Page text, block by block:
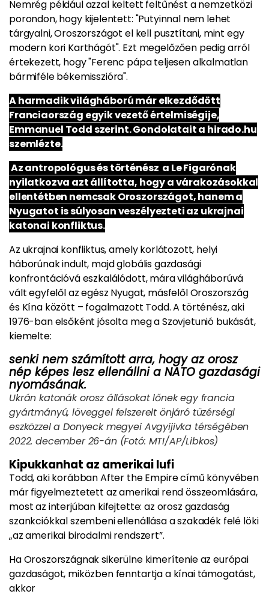
Nemrég például azzal keltett feltűnést a nemzetközi
porondon, hogy kijelentett: "Putyinnal nem lehet
tárgyalni, Oroszországot el kell pusztítani, mint egy
modern kori Karthágót". Ezt megelőzően pedig arról
értekezett, hogy "Ferenc pápa teljesen alkalmatlan
bármiféle békemisszióra".
A harmadik világháború már elkezdődött
Franciaország egyik vezető értelmiségije,
Emmanuel Todd szerint. Gondolatait a hirado.hu
szemlézte.
Az antropológus és történész a Le Figarónak
nyilatkozva azt állította, hogy a várakozásokkal
ellentétben nemcsak Oroszországot, hanem a
Nyugatot is súlyosan veszélyezteti az ukrajnai
katonai konfliktus.
Az ukrajnai konfliktus, amely korlátozott, helyi
háborúnak indult, majd globális gazdasági
konfrontációvá eszkalálódott, mára világháborúvá
vált egyfelől az egész Nyugat, másfelől Oroszország
és Kína között – fogalmazott Todd. A történész, aki
1976-ban elsőként jósolta meg a Szovjetunió bukását,
kiemelte:
senki nem számított arra, hogy az orosz
nép képes lesz ellenállni a NATO gazdasági
nyomásának.
Ukrán katonák orosz állásokat lőnek egy francia
gyártmányú, löveggel felszerelt önjáró tüzérségi
eszközzel a Donyeck megyei Avgyijivka térségében
2022. december 26-án (Fotó: MTI/AP/Libkos)
Kipukkanhat az amerikai lufi
Todd, aki korábban After the Empire című könyvében
már figyelmeztetett az amerikai rend összeomlására,
most az interjúban kifejtette: az orosz gazdaság
szankciókkal szembeni ellenállása a szakadék felé löki
„az amerikai birodalmi rendszert”.
Ha Oroszországnak sikerülne kimerítenie az európai
gazdaságot, miközben fenntartja a kínai támogatást,
akkor